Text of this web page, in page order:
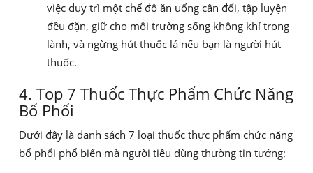
việc duy trì một chế độ ăn uống cân đối, tập luyện
đều đặn, giữ cho môi trường sống không khí trong
lành, và ngừng hút thuốc lá nếu bạn là người hút
thuốc.
4. Top 7 Thuốc Thực Phẩm Chức Năng
Bổ Phổi
Dưới đây là danh sách 7 loại thuốc thực phẩm chức năng
bổ phổi phổ biến mà người tiêu dùng thường tin tưởng: